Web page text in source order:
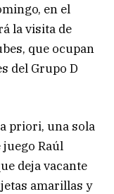
en el
la visita de
que ocupan
del Grupo D
priori, una sola
Raúl
deja vacante
amarillas y